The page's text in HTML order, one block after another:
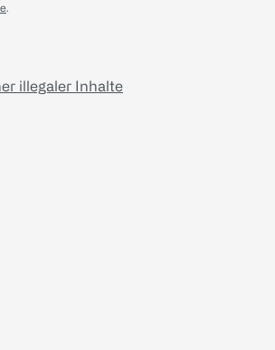
.
illegaler Inhalte